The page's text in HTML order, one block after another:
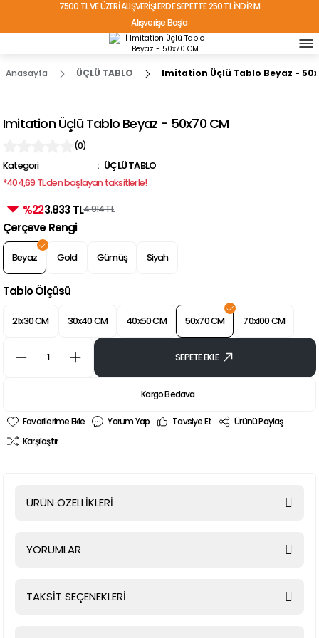
7500 TL VE ÜZERİ ALIŞVERİŞLERDE SEPETTE 250 TL İNDİRİM
Alışverişe Başla
TÜRKİYE'NİN HER YERİNE ÜCRETSİZ KARGO!
Anasayfa ÜÇLÜ TABLO Imitation Üçlü Tablo Beyaz -
Imitation Üçlü Tablo Beyaz - 50x70 CM
(0)
Kategori
ÜÇLÜ TABLO
*404,69 TL den başlayan taksitlerle!
%223.833 TL4.914 TL
Çerçeve Rengi
Beyaz Gold Gümüş Siyah
Tablo Ölçüsü
21x30 CM 30x40 CM 40x50 CM 50x70 CM 70x100 CM
SEPETE EKLE
Kargo Bedava
Yorum Yap Tavsiye Et
Ürünü Paylaş
Karşılaştır
ÜRÜN ÖZELLİKLERİ
YORUMLAR
TAKSİT SEÇENEKLERİ